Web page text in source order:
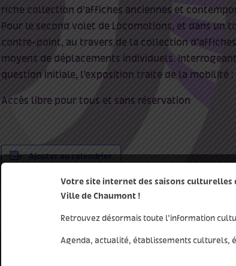
riche collection d’affiches anciennes et
Pour le second volet de Locomotions, et dans un
contre-point, au travers de la collection
moyens de déplacements individuels.
question initiale, l’exposition traite de la mobilité
Accès libre pour tous et sans réservation
Ajouter au calendrier
qui
Votre site internet des saisons culturelles
Ville de Chaumont !
Retrouvez désormais toute l’information
Agenda, actualité, établissements culturels,